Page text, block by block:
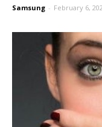
Samsung - February 6,